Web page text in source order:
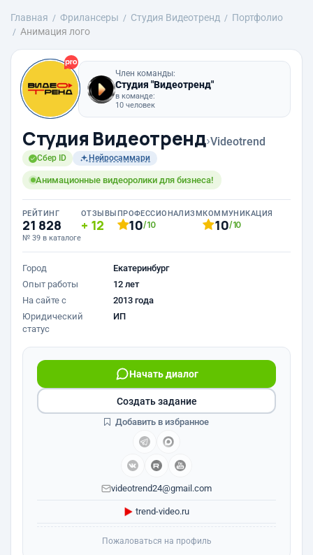
Главная Фрилансеры Студия Видеотренд
Портфолио
Анимация лого
Член команды:
Студия "Видеотренд"
в команде:
10 человек
Студия Видеотренд›Videotrend
Сбер ID Нейросаммари
Анимационные видеоролики для бизнеса!
РЕЙТИНГ
21 828
№ 39 в каталоге
ОТЗЫВЫ
12
ПРОФЕССИОНАЛИЗМ
10/10
КОММУНИКАЦИЯ
10/10
Город
Екатеринбург
Опыт работы
12 лет
На сайте с
2013 года
Юридический
статус
ИП
Начать диалог
videotrend24@gmail.com
trend-video.ru
Создать задание
Добавить в избранное
Пожаловаться на профиль